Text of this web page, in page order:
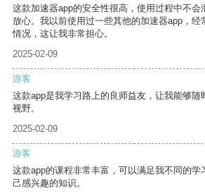
这款加速器app的安全性很高，使用过程中不会
放心。我以前使用过一些其他的加速器app，经
情况，这让我非常担心。
2025-02-09
游客
这款app是我学习路上的良师益友，让我能够随
视野。
2025-02-09
游客
这款app的课程非常丰富，可以满足我不同的学
己感兴趣的知识。